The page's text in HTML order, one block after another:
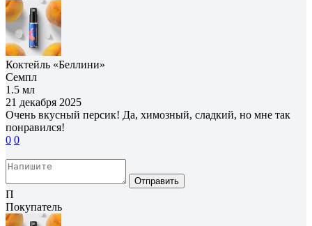
Коктейль «Беллини»
Семпл
1.5 мл
21 декабря 2025
Очень вкусный персик! Да, химозный, сладкий, но мне так
понравился!
0 0
Отправить
П
Покупатель